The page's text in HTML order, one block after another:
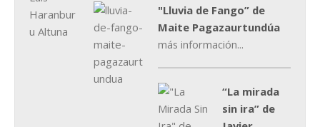
"Lluvia de Fango” de
Maite Pagazaurtundúa
más información...
“La mirada
sin ira” de